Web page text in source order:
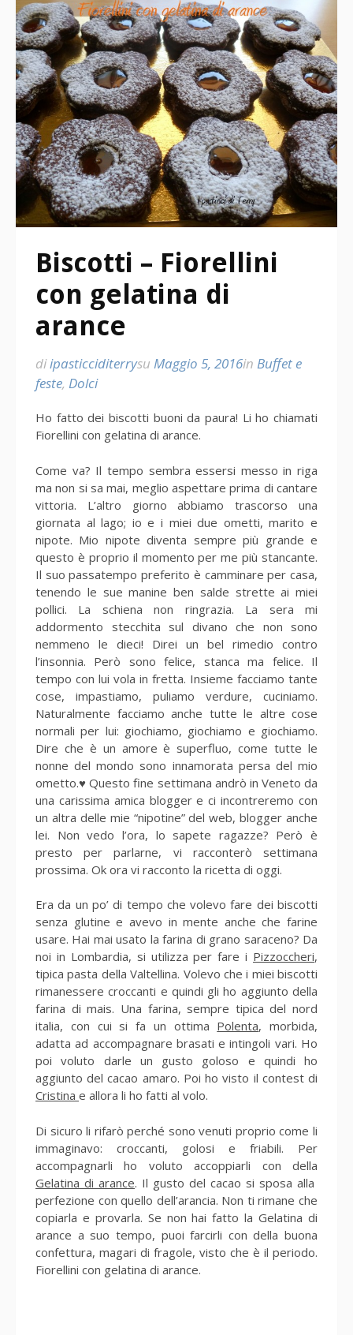
Biscotti – Fiorellini
con gelatina di
arance
diipasticciditerrysu Maggio 5, 2016in Buffet e
feste, Dolci
Ho fatto dei biscotti buoni da paura! Li ho chiamati
Fiorellini con gelatina di arance.
Come va? Il tempo sembra essersi messo in riga
ma non si sa mai, meglio aspettare prima di cantare
vittoria. L’altro giorno abbiamo trascorso una
giornata al lago; io e i miei due ometti, marito e
nipote. Mio nipote diventa sempre più grande e
questo è proprio il momento per me più stancante.
Il suo passatempo preferito è camminare per casa,
tenendo le sue manine ben salde strette ai miei
pollici. La schiena non ringrazia. La sera mi
addormento stecchita sul divano che non sono
nemmeno le dieci! Direi un bel rimedio contro
l’insonnia. Però sono felice, stanca ma felice. Il
tempo con lui vola in fretta. Insieme facciamo tante
cose, impastiamo, puliamo verdure, cuciniamo.
Naturalmente facciamo anche tutte le altre cose
normali per lui: giochiamo, giochiamo e giochiamo.
Dire che è un amore è superfluo, come tutte le
nonne del mondo sono innamorata persa del mio
ometto.♥ Questo fine settimana andrò in Veneto da
una carissima amica blogger e ci incontreremo con
un altra delle mie “nipotine” del web, blogger anche
lei. Non vedo l’ora, lo sapete ragazze? Però è
presto per parlarne, vi racconterò settimana
prossima. Ok ora vi racconto la ricetta di oggi.
Era da un po’ di tempo che volevo fare dei biscotti
senza glutine e avevo in mente anche che farine
usare. Hai mai usato la farina di grano saraceno? Da
noi in Lombardia, si utilizza per fare i Pizzoccheri,
tipica pasta della Valtellina. Volevo che i miei biscotti
rimanessere croccanti e quindi gli ho aggiunto della
farina di mais. Una farina, sempre tipica del nord
italia, con cui si fa un ottima Polenta, morbida,
adatta ad accompagnare brasati e intingoli vari. Ho
poi voluto darle un gusto goloso e quindi ho
aggiunto del cacao amaro. Poi ho visto il contest di
Cristina e allora li ho fatti al volo.
Di sicuro li rifarò perché sono venuti proprio come li
immaginavo: croccanti, golosi e friabili. Per
accompagnarli ho voluto accoppiarli con della
Gelatina di arance. Il gusto del cacao si sposa alla
perfezione con quello dell’arancia. Non ti rimane che
copiarla e provarla. Se non hai fatto la Gelatina di
arance a suo tempo, puoi farcirli con della buona
confettura, magari di fragole, visto che è il periodo.
Fiorellini con gelatina di arance.